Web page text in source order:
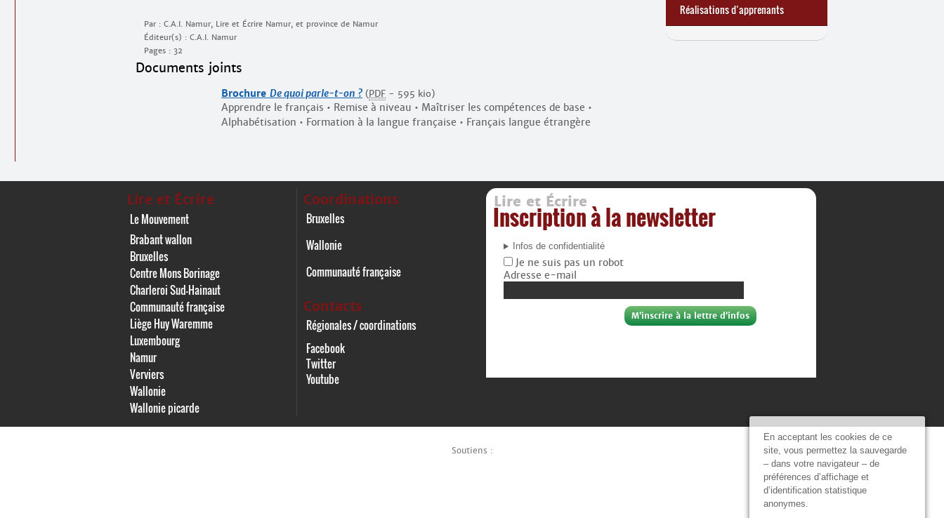
En acceptant les cookies de ce
site, vous permettez la sauvegarde
– dans votre navigateur – de
préférences d’affichage et
d’identification statistique
anonymes.
Par : C.A.I. Namur, Lire et Écrire Namur, et province de Namur
Éditeur(s) : C.A.I. Namur
Pages : 32
Documents joints
Brochure De quoi parle-t-on ? ( PDF - 595 kio)
Apprendre le français • Remise à niveau • Maîtriser les compétences de base •
Alphabétisation • Formation à la langue française • Français langue étrangère
Réalisations d’apprenants
Lire et Écrire
Le Mouvement
Brabant wallon
Bruxelles
Centre Mons Borinage
Charleroi Sud-Hainaut
Communauté française
Liège Huy Waremme
Luxembourg
Namur
Verviers
Wallonie
Wallonie picarde
Coordinations
Bruxelles
Wallonie
Communauté française
Contacts
Régionales / coordinations
Facebook
Twitter
Youtube
Lire et Écrire
Inscription à la newsletter
Infos de confidentialité
Je ne suis pas un robot
Adresse e-mail
Soutiens :